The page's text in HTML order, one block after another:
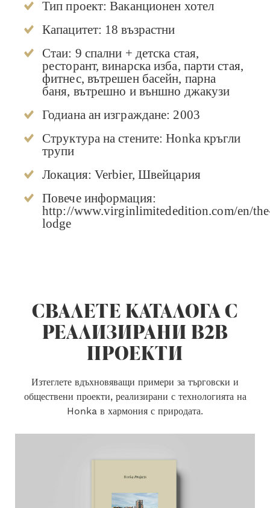
Тип проект: Ваканционен хотел
Капацитет: 18 възрастни
Стаи: 9 спални + детска стая,
ресторант,винарска изба, парти стая,
фитнес, вътрешен басейн, парна
баня, вътрешно и външно джакузи
Годиана ан изграждане: 2003
Структура на стените: Honka кръгли
трупи
Локация: Verbier, Швейцария
Повече информация:
http://www.virginlimitededition.com/en/
lodge
СВАЛЕТЕ КАТАЛОГА С
РЕАЛИЗИРАНИ B2B
ПРОЕКТИ
Изтеглете вдъхновяващи примери за търговски и
обществени проекти, реализирани с технологията на
Honka в хармония с природата.